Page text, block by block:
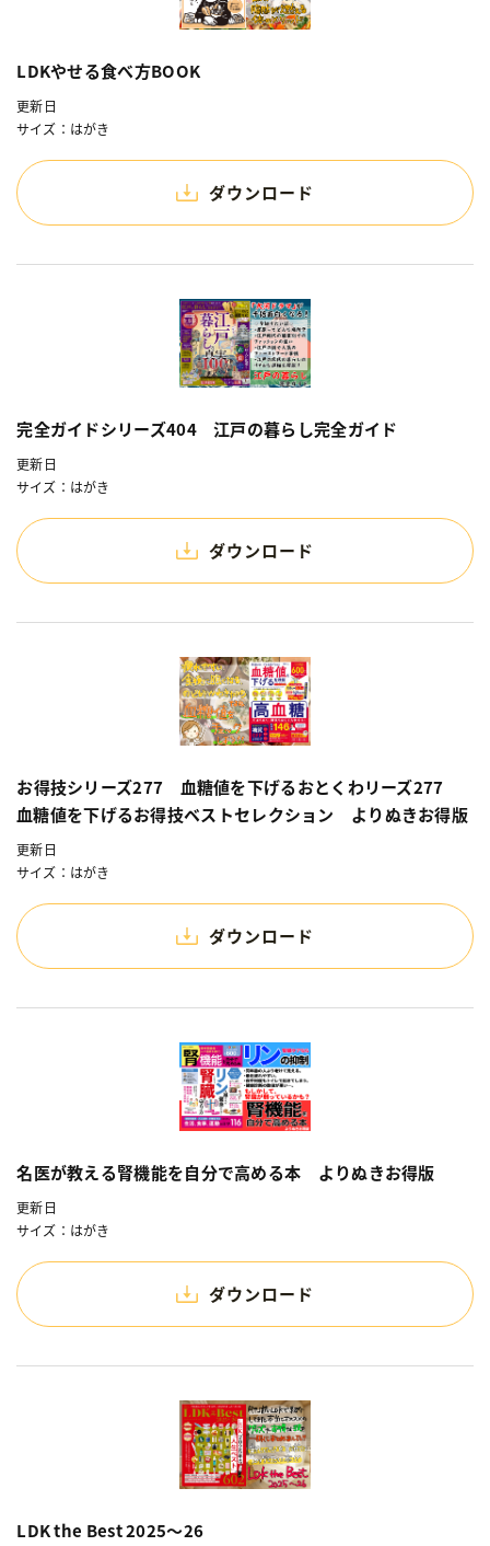
LDKやせる食べ方BOOK
更新日
サイズ：はがき
ダウンロード
完全ガイドシリーズ404 江戸の暮らし完全ガイド
更新日
サイズ：はがき
ダウンロード
お得技シリーズ277 血糖値を下げるおとくわリーズ277
血糖値を下げるお得技ベストセレクション よりぬきお得版
更新日
サイズ：はがき
ダウンロード
名医が教える腎機能を自分で高める本 よりぬきお得版
更新日
サイズ：はがき
ダウンロード
LDK the Best 2025～26